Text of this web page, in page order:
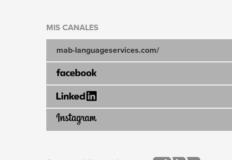
MIS CANALES
mab-languageservices.com/